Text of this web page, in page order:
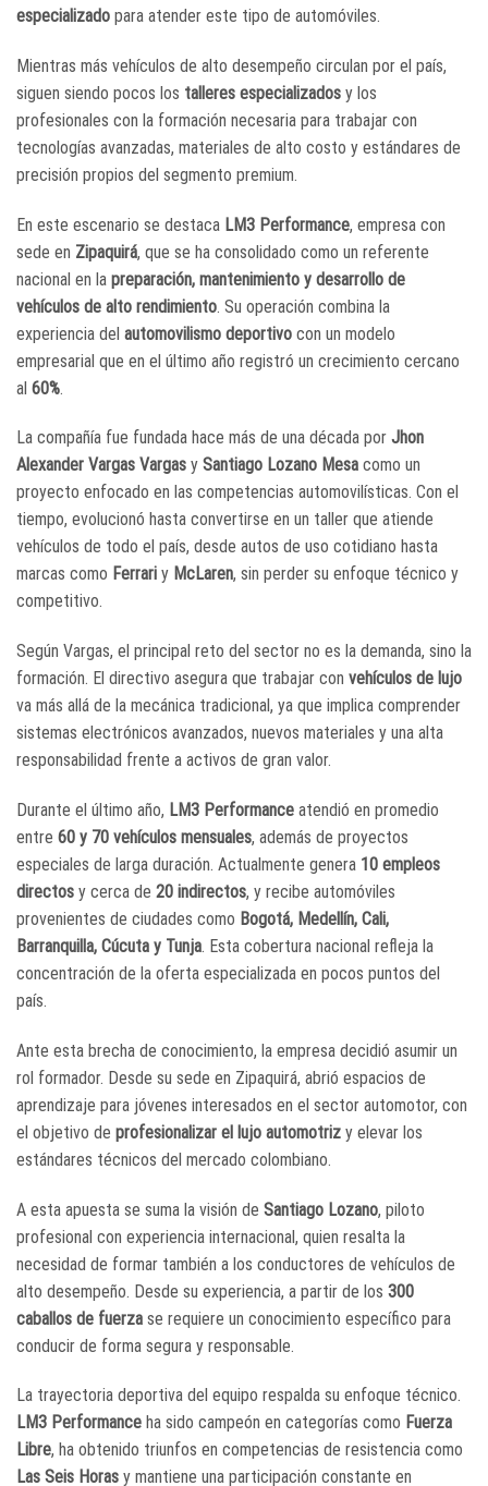
especializado para atender este tipo de automóviles.
Mientras más vehículos de alto desempeño circulan por el país,
siguen siendo pocos los talleres especializados y los
profesionales con la formación necesaria para trabajar con
tecnologías avanzadas, materiales de alto costo y estándares de
precisión propios del segmento premium.
En este escenario se destaca LM3 Performance, empresa con
sede en Zipaquirá, que se ha consolidado como un referente
nacional en la preparación, mantenimiento y desarrollo de
vehículos de alto rendimiento. Su operación combina la
experiencia del automovilismo deportivo con un modelo
empresarial que en el último año registró un crecimiento cercano
al 60%.
La compañía fue fundada hace más de una década por Jhon
Alexander Vargas Vargas y Santiago Lozano Mesa como un
proyecto enfocado en las competencias automovilísticas. Con el
tiempo, evolucionó hasta convertirse en un taller que atiende
vehículos de todo el país, desde autos de uso cotidiano hasta
marcas como Ferrari y McLaren, sin perder su enfoque técnico y
competitivo.
Según Vargas, el principal reto del sector no es la demanda, sino la
formación. El directivo asegura que trabajar con vehículos de lujo
va más allá de la mecánica tradicional, ya que implica comprender
sistemas electrónicos avanzados, nuevos materiales y una alta
responsabilidad frente a activos de gran valor.
Durante el último año, LM3 Performance atendió en promedio
entre 60 y 70 vehículos mensuales, además de proyectos
especiales de larga duración. Actualmente genera 10 empleos
directos y cerca de 20 indirectos, y recibe automóviles
provenientes de ciudades como Bogotá, Medellín, Cali,
Barranquilla, Cúcuta y Tunja. Esta cobertura nacional refleja la
concentración de la oferta especializada en pocos puntos del
país.
Ante esta brecha de conocimiento, la empresa decidió asumir un
rol formador. Desde su sede en Zipaquirá, abrió espacios de
aprendizaje para jóvenes interesados en el sector automotor, con
el objetivo de profesionalizar el lujo automotriz y elevar los
estándares técnicos del mercado colombiano.
A esta apuesta se suma la visión de Santiago Lozano, piloto
profesional con experiencia internacional, quien resalta la
necesidad de formar también a los conductores de vehículos de
alto desempeño. Desde su experiencia, a partir de los 300
caballos de fuerza se requiere un conocimiento específico para
conducir de forma segura y responsable.
La trayectoria deportiva del equipo respalda su enfoque técnico.
LM3 Performance ha sido campeón en categorías como Fuerza
Libre, ha obtenido triunfos en competencias de resistencia como
Las Seis Horas y mantiene una participación constante en